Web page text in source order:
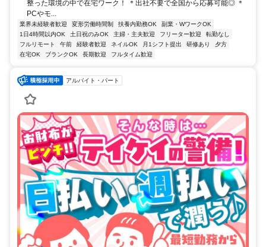
整った環境の中で在宅ワーク！ ＊出社不要で全国から応募可能◎ ＊
PCやモ...
業界未経験者歓迎 変形労働時間制 扶養内勤務OK
副業・WワークOK
1日4時間以内OK
土日祝のみOK 主婦・主夫歓迎 フリーター歓迎
転勤なし
フルリモート
午前 経験者歓迎 ネイルOK 月1シフト提出 研修あり
夕方
在宅OK
ブランクOK 長期歓迎 フルタイム歓迎
アルバイト・パート